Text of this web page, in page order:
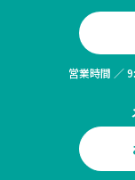
営業時間 ／